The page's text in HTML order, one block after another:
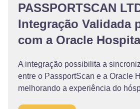
PASSPORTSCAN
Integração Validada
com a Oracle
A integração possibilita a
entre o PassportScan e a Oracle
melhorando a experiência do